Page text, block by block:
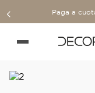
Paga a